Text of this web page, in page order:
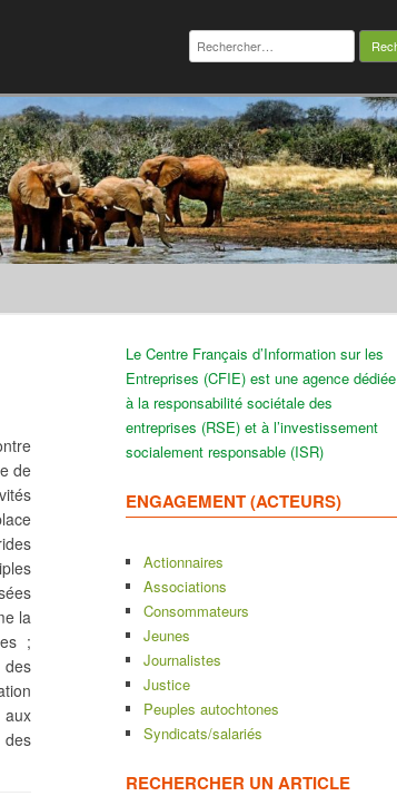
Rechercher :
de
la
;
des
des
Le Centre Français d’Information sur les
Entreprises (CFIE) est une agence dédiée
à la responsabilité sociétale des
entreprises (RSE) et à l’investissement
socialement responsable (ISR)
ENGAGEMENT (ACTEURS)
Actionnaires
Associations
Consommateurs
Jeunes
Journalistes
Justice
Peuples autochtones
Syndicats/salariés
RECHERCHER UN ARTICLE